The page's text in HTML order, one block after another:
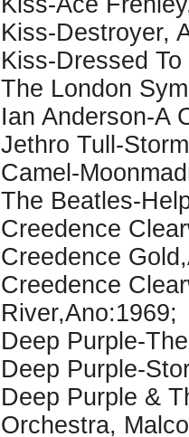
Kiss-Destroyer,
Kiss-Dressed
The London
Ian Anderson-A
Jethro Tull-
Camel-
The Beatles-
Creedence
Creedence
Creedence
River,Ano:1969;
Deep Purple-
Deep Purple-
Deep Purple &
Orchestra,